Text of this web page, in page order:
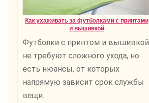
Как ухаживать за футболками с принтами
и вышивкой
Футболки с принтом и вышивкой
не требуют сложного ухода, но
есть нюансы, от которых
напрямую зависит срок службы
вещи.